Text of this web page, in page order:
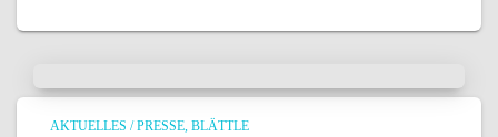
AKTUELLES / PRESSE BLÄTTLE